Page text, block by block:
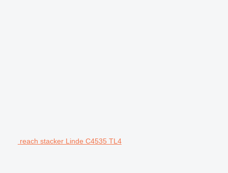
reach stacker Linde C4535 TL4